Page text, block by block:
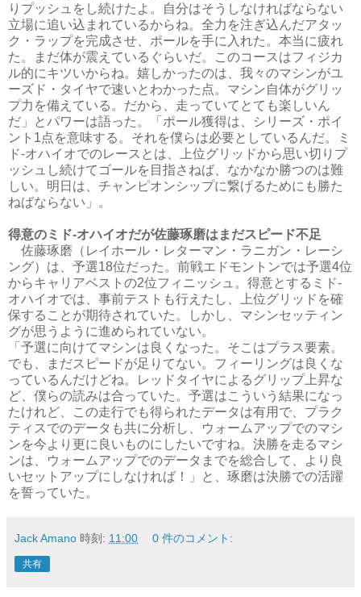
りプッシュをし続けたよ。自分はそうしなければならない
立場に追い込まれているからね。全力を注ぎ込んだアタッ
ク・ラップを完成させ、ポールを手に入れた。本当に疲れ
た。まだ体が震えているぐらいだ。このコースはフィジカ
ル的にキツいからね。嬉しかったのは、我々のマシンがユ
ーズド・タイヤで速いとわかった点。マシン自体がグリッ
プ力を備えている。だから、走っていてとても楽しいん
だ」とパワーは語った。「ポール獲得は、シリーズ・ポイ
ント1点を意味する。それを僕らは必要としているんだ。ミ
ド‐オハイオでのレースとは、上位グリッドから思い切りプ
ッシュし続けてゴールを目指さねば、なかなか勝つのは難
しい。明日は、チャンピオンシップに繋げるためにも勝た
ねばならない」。
得意のミド‐オハイオだが佐藤琢磨はまだスピード不足
佐藤琢磨（レイホール・レターマン・ラニガン・レーシ
ング）は、予選18位だった。前戦エドモントンでは予選4位
からキャリアベストの2位フィニッシュ。得意とするミド‐
オハイオでは、事前テストも行えたし、上位グリッドを確
保することが期待されていた。しかし、マシンセッティン
グが思うように進められていない。
「予選に向けてマシンは良くなった。そこはプラス要素。
でも、まだスピードが足りてない。フィーリングは良くな
っているんだけどね。レッドタイヤによるグリップ上昇な
ど、僕らの読みは合っていた。予選はこういう結果になっ
たけれど、この走行でも得られたデータは有用で、プラク
ティスでのデータも共に分析し、ウォームアップでのマシ
ンを今より更に良いものにしたいですね。決勝を走るマシ
ンは、ウォームアップでのデータまでを総合して、より良
いセットアップにしなければ！」と、琢磨は決勝での活躍
を誓っていた。
Jack Amano 時刻: 11:00 0 件のコメント:
共有